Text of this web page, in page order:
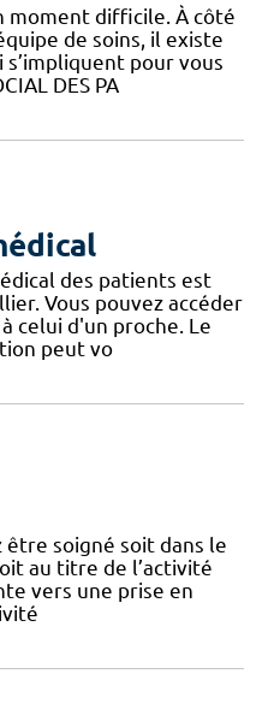
moment difficile. À côté
de soins, il existe
pour vous
DES PA
des patients est
Vous pouvez accéder
celui d'un proche. Le
peut vo
soigné soit dans le
au titre de l’activité
vers une prise en